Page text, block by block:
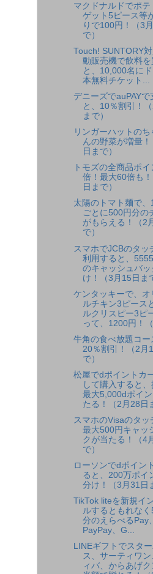
マクドナルドでポテ
ゲット5ピース等
りで100円！（3
で）
Touch! SUNTORY
動販売機で飲料を
と、10,000名にド
本無料チケット...
デニーズでauPAYで
と、10％割引！
まで）
リンガーハットのち
んの野菜が増量！
日まで）
トモズの全商品ポ
倍！最大60倍も
日まで）
太陽のトマト麺で、
ごとに500円分の
がもらえる！（2
で）
スマホでJCBのタッ
利用すると、
のキャッシュバッ
け！（3月15日ま
ケンタッキーで、オ
ルチキン3ピース
ルクリスピー3ピ
って、1200円！（
牛角の食べ放題コー
20％割引！（2月
で）
松屋でdポイントカ
して購入すると
最大5,000dポイ
たる！（2月28日
スマホのVisaのタッ
最大500円キャッ
クが当たる！（4
で）
ローソンでdポイン
ると、200万ポイ
分け！（3月31日
TikTok liteを新規イ
ルするともれなく
分のえらべるPay、
PayPay、G...
LINEギフトでスタ
ス、サーティワ
ィバ、からあげ